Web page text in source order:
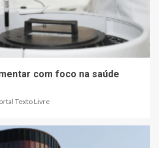
com foco na saúde
Texto Livre